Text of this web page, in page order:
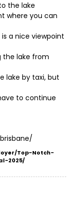
the lake
where you can
a nice viewpoint
the lake from
lake by taxi, but
to continue
top-Notch-
2025/